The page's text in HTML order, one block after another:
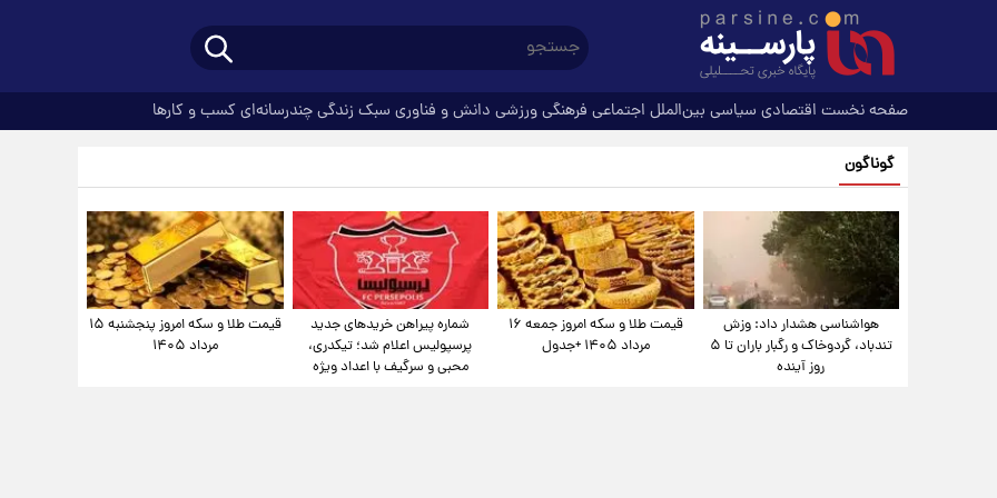
صفحه نخست اقتصادی سیاسی بین‌الملل اجتماعی فرهنگیورزشی دانش و فناوری سبک زندگیچندرسانه‌ای کسب و کارها
گوناگون
هواشناسی هشدار داد: وزش
تندباد، گردوخاک و رگبار باران تا ۵
روز آینده
قیمت طلا و سکه امروز جمعه ۱۶
مرداد ۱۴۰۵ +جدول
شماره پیراهن خریدهای جدید
پرسپولیس اعلام شد؛ تیکدری،
محبی و سرگیف با اعداد ویژه
قیمت طلا و سکه امروز پنجشنبه ۱۵
مرداد ۱۴۰۵